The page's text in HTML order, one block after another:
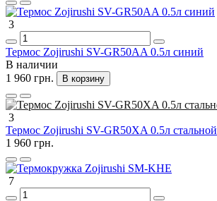
3
Термос Zojirushi SV-GR50AA 0.5л синий
В наличии
1 960 грн.
В корзину
3
Термос Zojirushi SV-GR50XA 0.5л стальной
1 960 грн.
7